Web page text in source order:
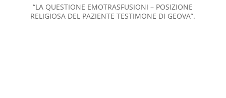
“LA QUESTIONE EMOTRASFUSIONI – POSIZIONE
RELIGIOSA DEL PAZIENTE TESTIMONE DI GEOVA”.